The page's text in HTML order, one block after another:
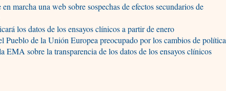
marcha una web sobre sospechas de efectos secundarios de
los datos de los ensayos clínicos a partir de enero
Pueblo de la Unión Europea preocupado por los cambios de política
EMA sobre la transparencia de los datos de los ensayos clínicos